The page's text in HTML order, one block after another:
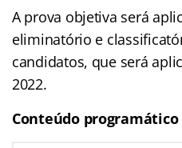
A prova objetiva será
eliminatório e
candidatos, que será
2022.
Conteúdo programático